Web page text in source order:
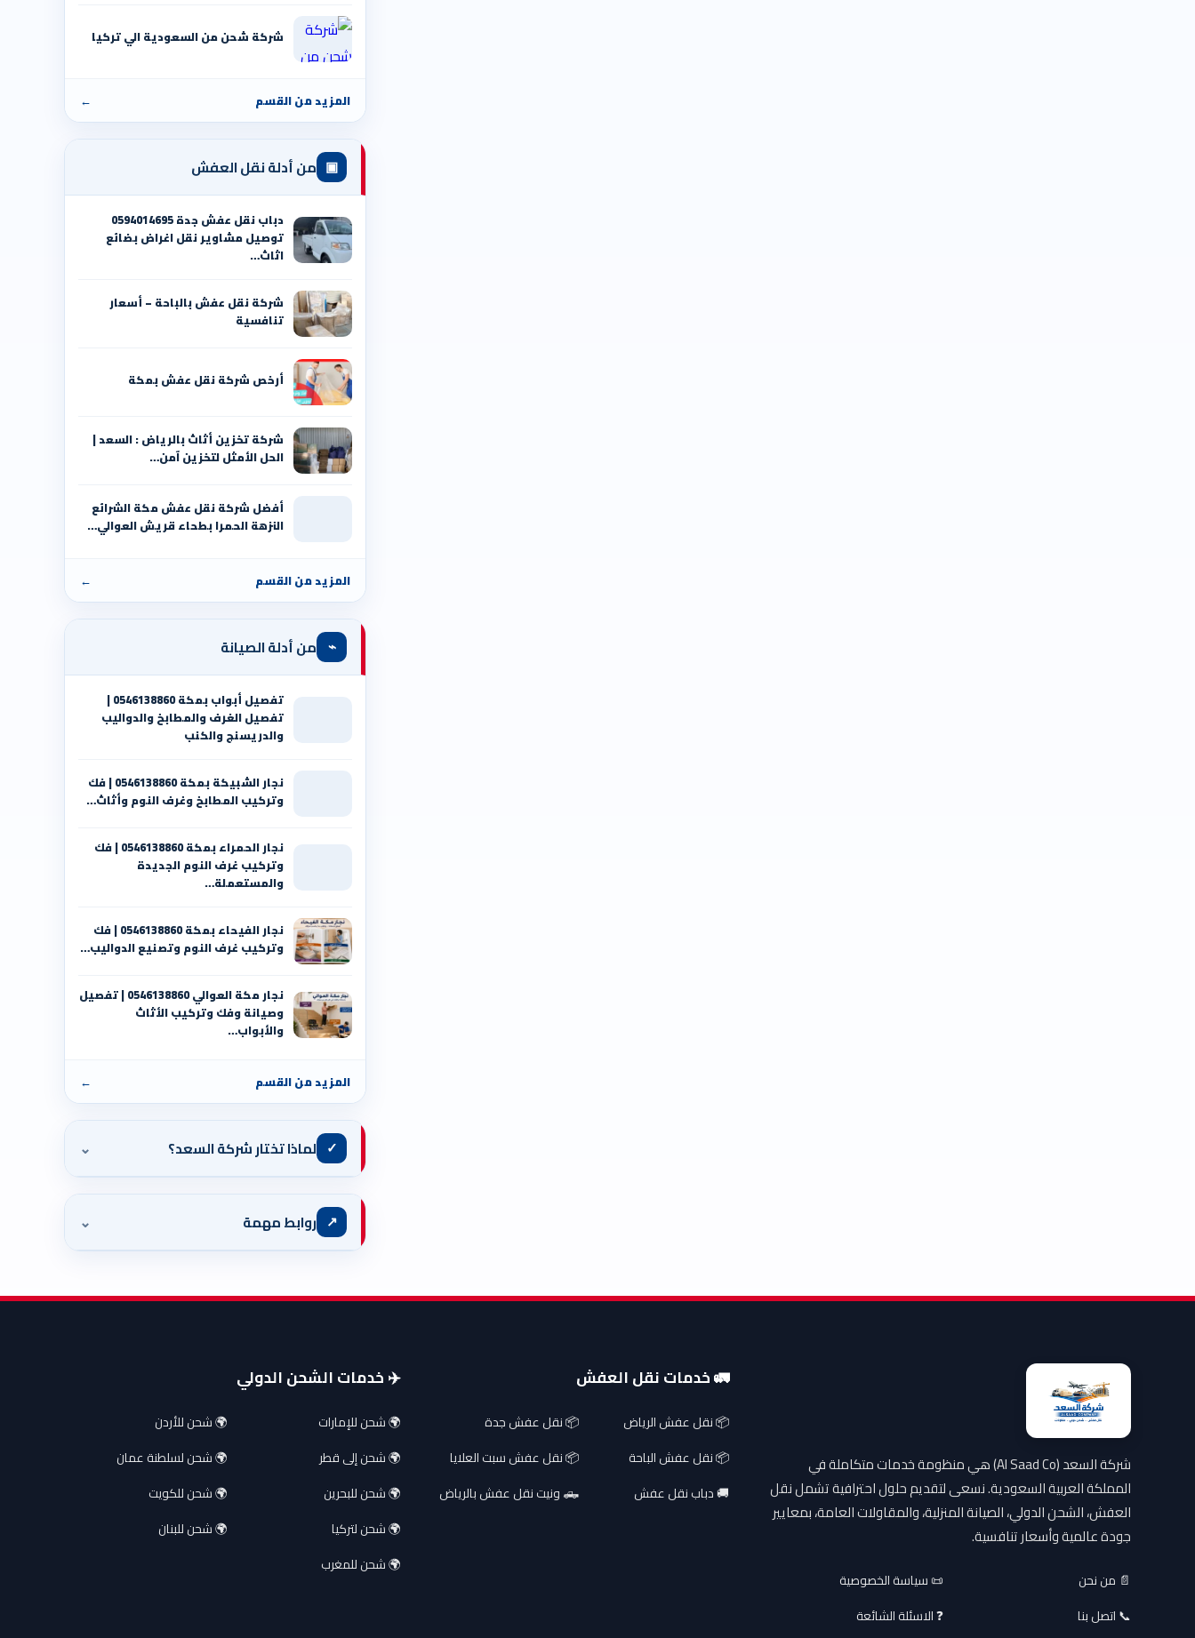
شركة شحن من السعودية الي تركيا
المزيد من القسم ←
▣ من أدلة نقل العفش
دباب نقل عفش جدة 0594014695
توصيل مشاوير نقل اغراض بضائع
اثاث…
شركة نقل عفش بالباحة – أسعار
تنافسية
أرخص شركة نقل عفش بمكة
شركة تخزين أثاث بالرياض : السعد |
الحل الأمثل لتخزين آمن…
أفضل شركة نقل عفش مكة الشرائع
النزهة الحمرا بطحاء قريش العوالي…
المزيد من القسم ←
⌁ من أدلة الصيانة
تفصيل أبواب بمكة 0546138860 |
تفصيل الغرف والمطابخ والدواليب
والدريسنج والكنب
نجار الشبيكة بمكة 0546138860⁩ | فك
وتركيب المطابخ وغرف النوم وأثاث…
نجار الحمراء بمكة 0546138860⁩ | فك
وتركيب غرف النوم الجديدة
والمستعملة…
نجار الفيحاء بمكة 0546138860⁩ | فك
وتركيب غرف النوم وتصنيع الدواليب…
نجار مكة العوالي 0546138860⁩ | تفصيل
وصيانة وفك وتركيب الأثاث
والأبواب…
المزيد من القسم ←
✓ لماذا تختار شركة السعد؟ ⌄
↗ روابط مهمة ⌄
شركة السعد (Al Saad Co) هي منظومة خدمات متكاملة في
المملكة العربية السعودية. نسعى لتقديم حلول احترافية تشمل نقل
العفش، الشحن الدولي، الصيانة المنزلية، والمقاولات العامة، بمعايير
جودة عالمية وأسعار تنافسية.
📄 من نحن
📜 سياسة الخصوصية
📞 اتصل بنا
❓ الاسئلة الشائعة
🚛 خدمات نقل العفش
📦 نقل عفش الرياض
📦 نقل عفش جدة
📦 نقل عفش الباحة
📦 نقل عفش سبت العلايا
🚚 دباب نقل عفش
🛻 ونيت نقل عفش بالرياض
✈️ خدمات الشحن الدولي
🌍 شحن للإمارات
🌍 شحن للأردن
🌍 شحن إلى قطر
🌍 شحن لسلطنة عمان
🌍 شحن للبحرين
🌍 شحن للكويت
🌍 شحن لتركيا
🌍 شحن للبنان
🌍 شحن للمغرب